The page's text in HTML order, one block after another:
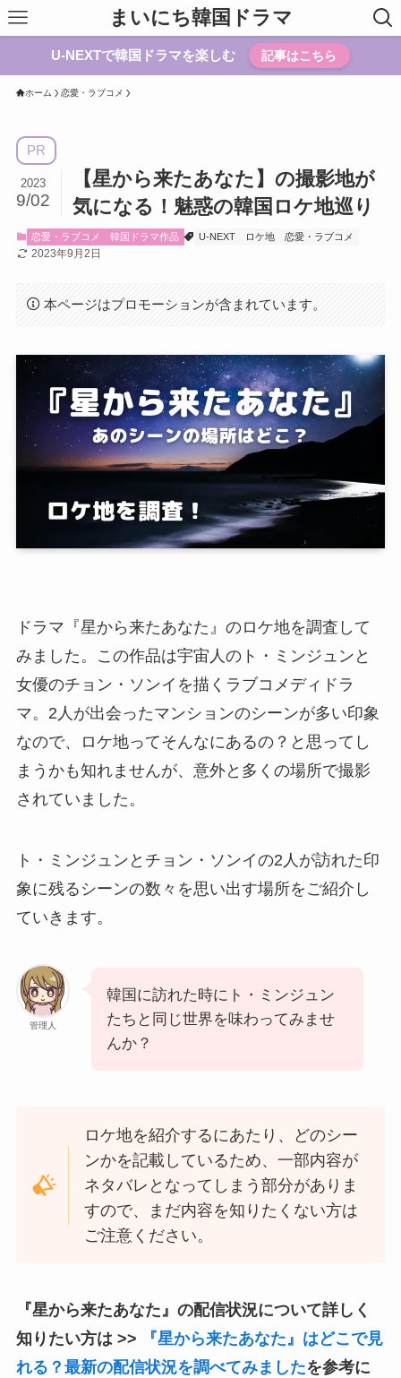
まいにち韓国ドラマ
U-NEXTで韓国ドラマを楽しむ 記事はこちら
ホーム 恋愛・ラブコメ
PR
【星から来たあなた】の撮影地が
気になる！魅惑の韓国ロケ地巡り
2023
9/02
恋愛・ラブコメ 韓国ドラマ作品 U-NEXT ロケ地 恋愛・ラブコメ
2023年9月2日
本ページはプロモーションが含まれています。
ドラマ『星から来たあなた』のロケ地を調査して
みました。この作品は宇宙人のト・ミンジュンと
女優のチョン・ソンイを描くラブコメディドラ
マ。2人が出会ったマンションのシーンが多い印象
なので、ロケ地ってそんなにあるの？と思ってし
まうかも知れませんが、意外と多くの場所で撮影
されていました。
ト・ミンジュンとチョン・ソンイの2人が訪れた印
象に残るシーンの数々を思い出す場所をご紹介し
ていきます。
管理人
韓国に訪れた時にト・ミンジュン
たちと同じ世界を味わってみませ
んか？
ロケ地を紹介するにあたり、どのシー
ンかを記載しているため、一部内容が
ネタバレとなってしまう部分がありま
すので、まだ内容を知りたくない方は
ご注意ください。
『星から来たあなた』の配信状況について詳しく
知りたい方は >>
『星から来たあなた』はどこで見
れる？最新の配信状況を調べてみましたを参考に